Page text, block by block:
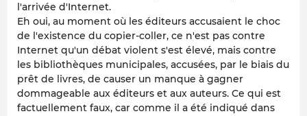
l'arrivée d'Internet.
Eh oui, au moment où les éditeurs accusaient le choc
de l'existence du copier-coller, ce n'est pas contre
Internet qu'un débat violent s'est élevé, mais contre
les bibliothèques municipales, accusées, par le biais du
prêt de livres, de causer un manque à gagner
dommageable aux éditeurs et aux auteurs. Ce qui est
factuellement faux, car comme il a été indiqué dans